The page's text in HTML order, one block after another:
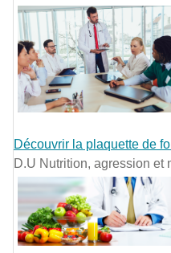
Découvrir la plaquette de
D.U Nutrition, agression et